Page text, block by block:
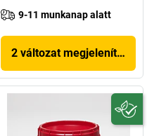
9-11 munkanap alatt
2 változat megjelenítése